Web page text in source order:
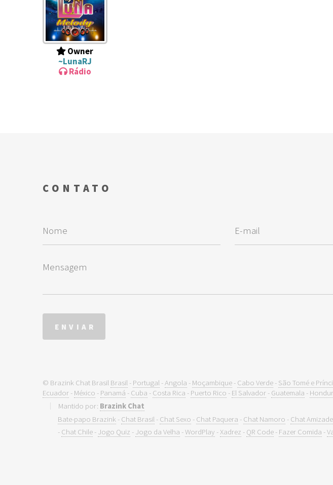
Owner
~LunaRJ
Rádio
CONTATO
© Brazink Chat Brasil Brasil- Portugal-Angola - Moçambique- Cabo Verde- São Tomé e
Ecuador- México - Panamá - Cuba - Costa Rica - Puerto Rico - El Salvador- Guatemala -
Mantido por: Brazink Chat
Bate-papo Brazink - Chat Brasil- Chat Sexo - Chat Paquera - Chat Namoro - Chat Amizade
- Chat Chile- Jogo Quiz - Jogo da Velha -WordPlay -Xadrez - QR Code- Fazer Comida -